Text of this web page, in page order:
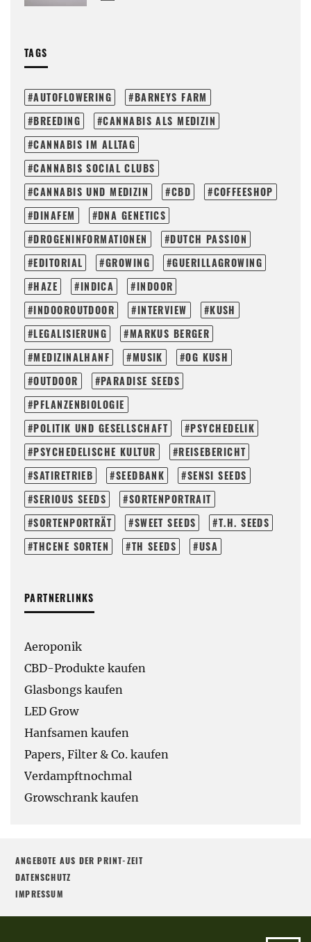
TAGS
AUTOFLOWERING
BARNEYS FARM
BREEDING
CANNABIS ALS MEDIZIN
CANNABIS IM ALLTAG
CANNABIS SOCIAL CLUBS
CANNABIS UND MEDIZIN
CBD
COFFEESHOP
DINAFEM
DNA GENETICS
DROGENINFORMATIONEN
DUTCH PASSION
EDITORIAL
GROWING
GUERILLAGROWING
HAZE
INDICA
INDOOR
INDOOROUTDOOR
INTERVIEW
KUSH
LEGALISIERUNG
MARKUS BERGER
MEDIZINALHANF
MUSIK
OG KUSH
OUTDOOR
PARADISE SEEDS
PFLANZENBIOLOGIE
POLITIK UND GESELLSCHAFT
PSYCHEDELIK
PSYCHEDELISCHE KULTUR
REISEBERICHT
SATIRETRIEB
SEEDBANK
SENSI SEEDS
SERIOUS SEEDS
SORTENPORTRAIT
SORTENPORTRÄT
SWEET SEEDS
T.H. SEEDS
THCENE SORTEN
TH SEEDS USA
PARTNERLINKS
Aeroponik
CBD-Produkte kaufen
Glasbongs kaufen
LED Grow
Hanfsamen kaufen
Papers, Filter & Co. kaufen
Verdampftnochmal
Growschrank kaufen
ANGEBOTE AUS DER PRINT-ZEIT
DATENSCHUTZ
IMPRESSUM